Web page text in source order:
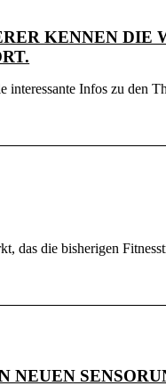
KENNEN DIE
Infos zu den
das die bisherigen
NEUEN